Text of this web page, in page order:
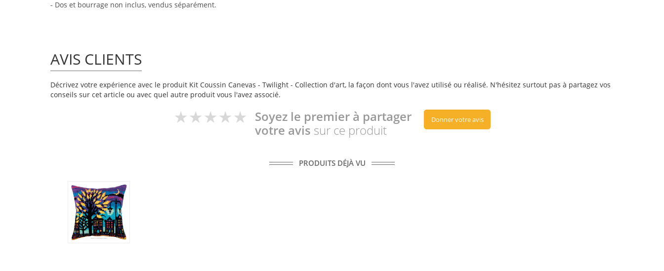
- Dos et bourrage non inclus, vendus séparément.
AVIS CLIENTS
Décrivez votre expérience avec le produit Kit Coussin Canevas - Twilight - Collection d'art, la façon dont vous l'avez utilisé ou réalisé. N'hésitez surtout pas à partagez vos
conseils sur cet article ou avec quel autre produit vous l'avez associé.
Soyez le premier à partager
votre avis sur ce produit
Donner votre avis
PRODUITS DÉJÀ VU